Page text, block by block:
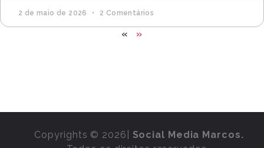
2 de maio de 2026 2 Comentários
« »
Copyrights © 2026| Social Media Marcos.